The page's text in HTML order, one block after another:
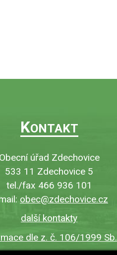
KONTAKT
Obecní úřad Zdechovice
533 11 Zdechovice 5
tel./fax 466 936 101
obec@zdechovice.cz
další kontakty
dle z. č. 106/1999 Sb.